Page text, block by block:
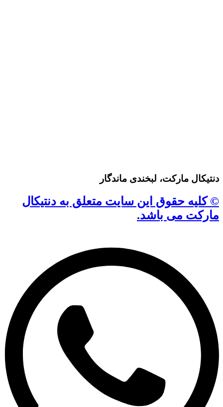
دنتیکال مارکت، لبخندی ماندگار
© کلیه حقوق این سایت متعلق به دنتیکال
مارکت می باشد.